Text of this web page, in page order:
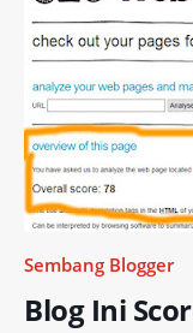
Sembang Blogger
Blog Ini